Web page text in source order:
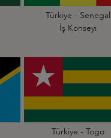
Türkiye - Senegal
İş Konseyi
Türkiye - Togo